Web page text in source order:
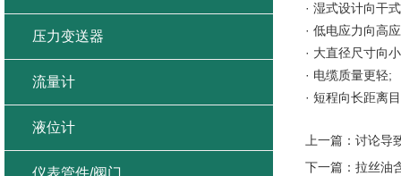
· 湿式设计向干
· 低电应力向高
· 大直径尺寸向
· 电缆质量更轻;
· 短程向长距离
上一篇： 讨论导
下一篇： 拉丝油
压力变送器
流量计
液位计
仪表管件/阀门